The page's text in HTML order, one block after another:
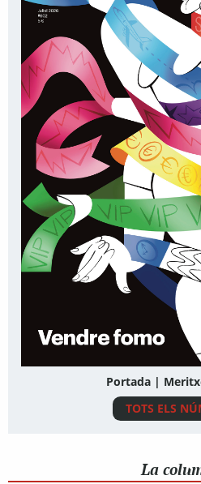
Portada |
TOTS ELS
La